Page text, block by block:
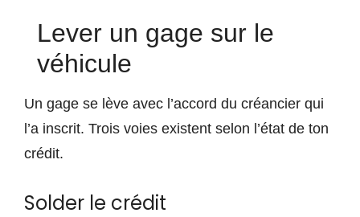
Lever un gage sur le
véhicule
Un gage se lève avec l’accord du créancier qui
l’a inscrit. Trois voies existent selon l’état de ton
crédit.
Solder le crédit